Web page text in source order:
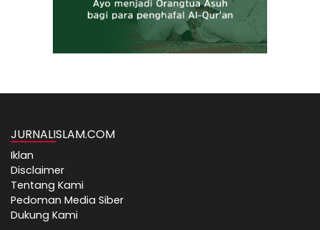
JURNALISLAM.COM
Iklan
Disclaimer
Tentang Kami
Pedoman Media Siber
Dukung Kami